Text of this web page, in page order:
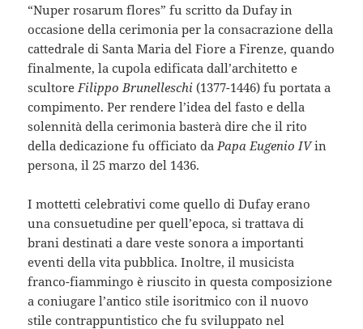
“Nuper rosarum flores” fu scritto da Dufay in
occasione della cerimonia per la consacrazione della
cattedrale di Santa Maria del Fiore a Firenze, quando
finalmente, la cupola edificata dall’architetto e
scultore Filippo Brunelleschi (1377-1446) fu portata a
compimento. Per rendere l’idea del fasto e della
solennità della cerimonia basterà dire che il rito
della dedicazione fu officiato da Papa Eugenio IVin
persona, il 25 marzo del 1436.
I mottetti celebrativi come quello di Dufay erano
una consuetudine per quell’epoca, si trattava di
brani destinati a dare veste sonora a importanti
eventi della vita pubblica. Inoltre, il musicista
franco-fiammingo è riuscito in questa composizione
a coniugare l’antico stile isoritmico con il nuovo
stile contrappuntistico che fu sviluppato nel